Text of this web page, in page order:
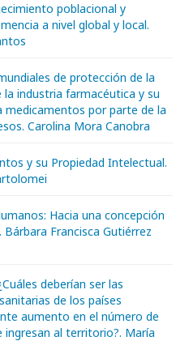
poblacional y
a nivel global y local.
de protección de la
industria farmacéutica y su
medicamentos por parte de la
Carolina Mora Canobra
y su Propiedad Intelectual.
Hacia una concepción
Francisca Gutiérrez
deberían ser las
de los países
aumento en el número de
ingresan al territorio?. María